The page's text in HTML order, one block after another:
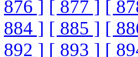
876 ] [ 877 ] [
884 ] [ 885 ] [
892 ] [ 893 ] [